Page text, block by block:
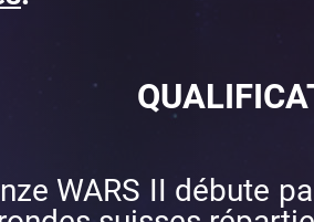
WARS II débute